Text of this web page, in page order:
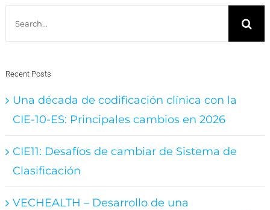
Recent Posts
Una década de codificación clínica con la
CIE-10-ES: Principales cambios en 2026
CIE11: Desafíos de cambiar de Sistema de
Clasificación
VECHEALTH – Desarrollo de una